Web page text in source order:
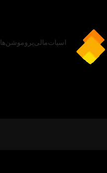
اسپاتمالیپروموشن‌ها